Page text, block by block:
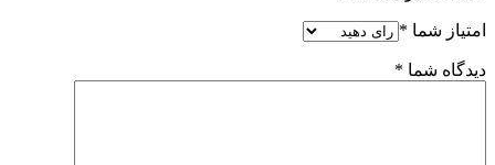
امتیاز شما *
دیدگاه شما *